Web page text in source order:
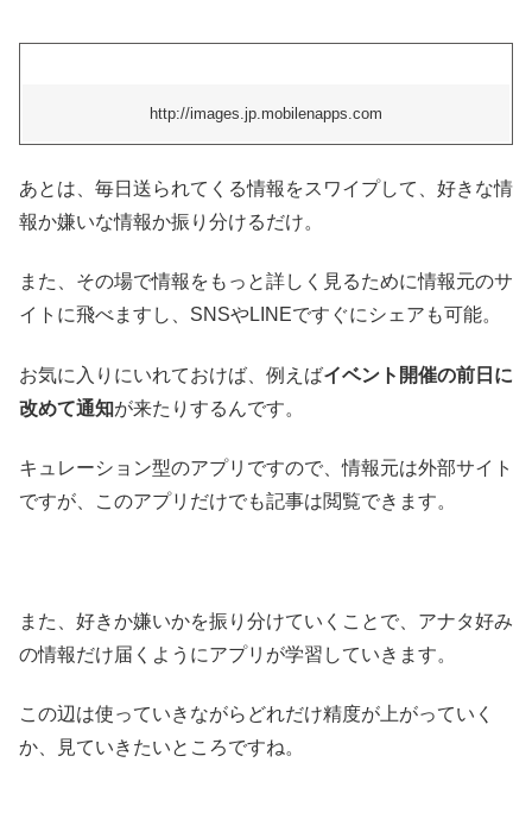
http://images.jp.mobilenapps.com
あとは、毎日送られてくる情報をスワイプして、好きな情
報か嫌いな情報か振り分けるだけ。
また、その場で情報をもっと詳しく見るために情報元のサ
イトに飛べますし、SNSやLINEですぐにシェアも可能。
お気に入りにいれておけば、例えばイベント開催の前日に
改めて通知が来たりするんです。
キュレーション型のアプリですので、情報元は外部サイト
ですが、このアプリだけでも記事は閲覧できます。
また、好きか嫌いかを振り分けていくことで、アナタ好み
の情報だけ届くようにアプリが学習していきます。
この辺は使っていきながらどれだけ精度が上がっていく
か、見ていきたいところですね。